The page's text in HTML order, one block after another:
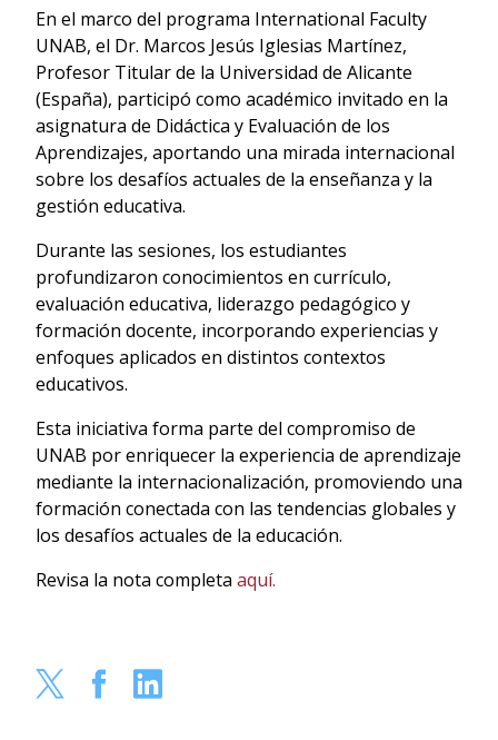
En el marco del programa International Faculty
UNAB, el Dr. Marcos Jesús Iglesias Martínez,
Profesor Titular de la Universidad de Alicante
(España), participó como académico invitado en la
asignatura de Didáctica y Evaluación de los
Aprendizajes, aportando una mirada internacional
sobre los desafíos actuales de la enseñanza y la
gestión educativa.
Durante las sesiones, los estudiantes
profundizaron conocimientos en currículo,
evaluación educativa, liderazgo pedagógico y
formación docente, incorporando experiencias y
enfoques aplicados en distintos contextos
educativos.
Esta iniciativa forma parte del compromiso de
UNAB por enriquecer la experiencia de aprendizaje
mediante la internacionalización, promoviendo una
formación conectada con las tendencias globales y
los desafíos actuales de la educación.
Revisa la nota completa aquí.